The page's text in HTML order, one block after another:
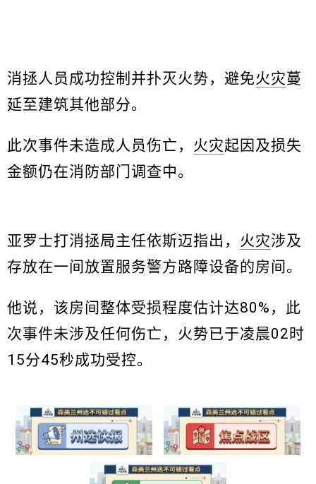
消拯人员成功控制并扑灭火势，避免火灾蔓
延至建筑其他部分。
此次事件未造成人员伤亡， 火灾起因及损失
金额仍在消防部门调查中。
亚罗士打消拯局主任依斯迈指出， 火灾涉及
存放在一间放置服务警方路障设备的房间。
他说，该房间整体受损程度估计达80%，此
次事件未涉及任何伤亡，火势已于凌晨02时
15分45秒成功受控。